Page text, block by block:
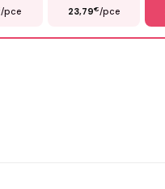
/pce 23,79€/pce